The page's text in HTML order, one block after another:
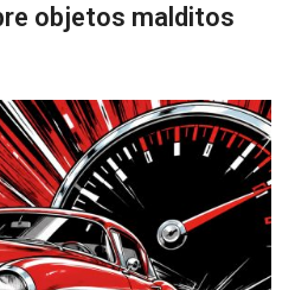
objetos malditos